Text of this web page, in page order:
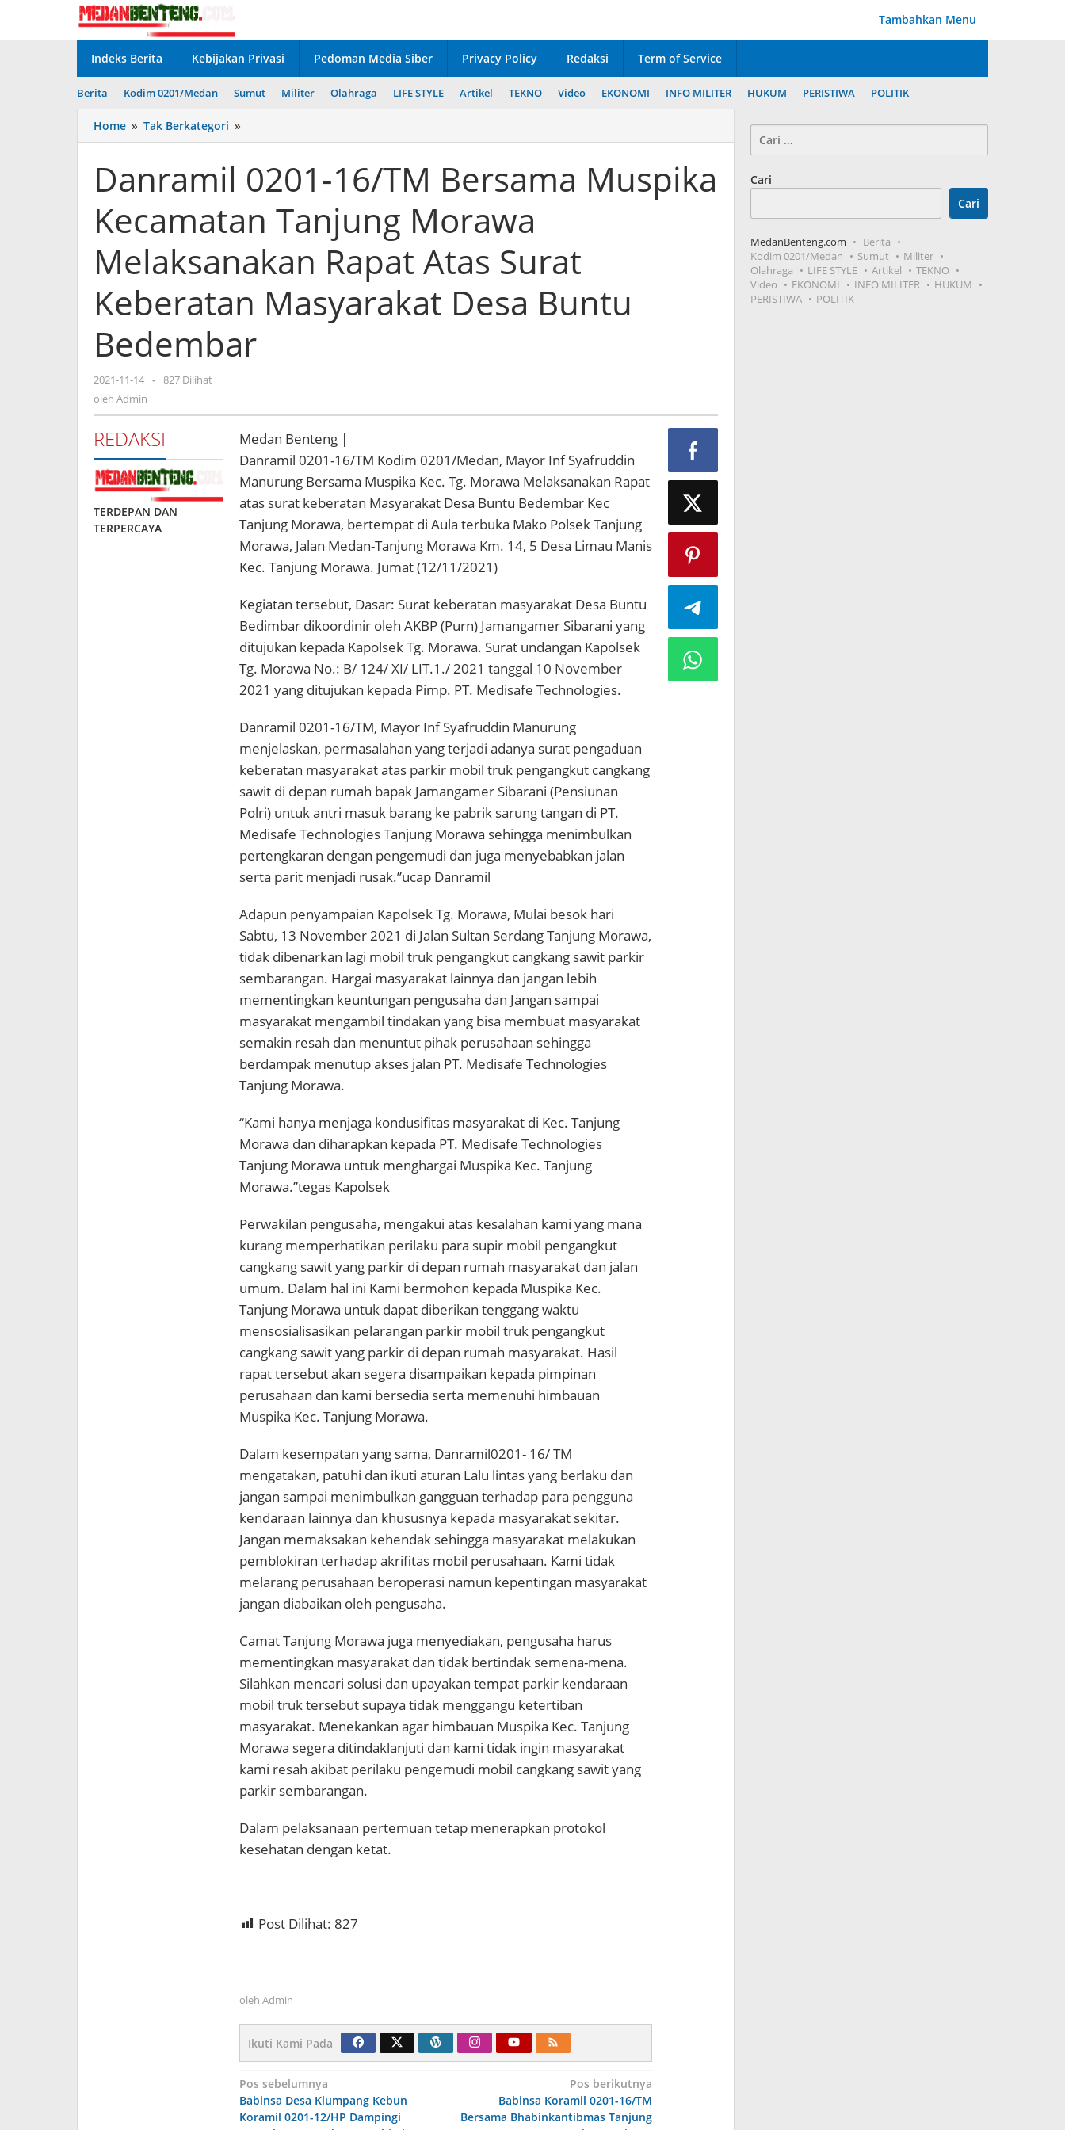
konten
Tambahkan Menu
Indeks Berita Kebijakan Privasi Pedoman Media Siber Privacy Policy Redaksi Term of Service
Berita Kodim 0201/Medan Sumut Militer Olahraga LIFE STYLE Artikel TEKNO Video EKONOMI INFO MILITER HUKUM PERISTIWA POLITIK
Home » Tak Berkategori »
0201-
Bersama
Muspika
Kecamatan
Tanjung
Melaksanakan
Rapat
Surat
Masyarakat
Desa
Danramil 0201-16/TM Bersama Muspika
Kecamatan Tanjung Morawa
Melaksanakan Rapat Atas Surat
Keberatan Masyarakat Desa Buntu
Bedembar
2021-11-14 oleh
- 827 Dilihat
oleh Admin
REDAKSI
TERDEPAN DAN
TERPERCAYA
Medan Benteng |
Danramil 0201-16/TM Kodim 0201/Medan, Mayor Inf Syafruddin
Manurung Bersama Muspika Kec. Tg. Morawa Melaksanakan Rapat
atas surat keberatan Masyarakat Desa Buntu Bedembar Kec
Tanjung Morawa, bertempat di Aula terbuka Mako Polsek Tanjung
Morawa, Jalan Medan-Tanjung Morawa Km. 14, 5 Desa Limau Manis
Kec. Tanjung Morawa. Jumat (12/11/2021)
Kegiatan tersebut, Dasar: Surat keberatan masyarakat Desa Buntu
Bedimbar dikoordinir oleh AKBP (Purn) Jamangamer Sibarani yang
ditujukan kepada Kapolsek Tg. Morawa. Surat undangan Kapolsek
Tg. Morawa No.: B/ 124/ XI/ LIT.1./ 2021 tanggal 10 November
2021 yang ditujukan kepada Pimp. PT. Medisafe Technologies.
Danramil 0201-16/TM, Mayor Inf Syafruddin Manurung
menjelaskan, permasalahan yang terjadi adanya surat pengaduan
keberatan masyarakat atas parkir mobil truk pengangkut cangkang
sawit di depan rumah bapak Jamangamer Sibarani (Pensiunan
Polri) untuk antri masuk barang ke pabrik sarung tangan di PT.
Medisafe Technologies Tanjung Morawa sehingga menimbulkan
pertengkaran dengan pengemudi dan juga menyebabkan jalan
serta parit menjadi rusak.”ucap Danramil
Adapun penyampaian Kapolsek Tg. Morawa, Mulai besok hari
Sabtu, 13 November 2021 di Jalan Sultan Serdang Tanjung Morawa,
tidak dibenarkan lagi mobil truk pengangkut cangkang sawit parkir
sembarangan. Hargai masyarakat lainnya dan jangan lebih
mementingkan keuntungan pengusaha dan Jangan sampai
masyarakat mengambil tindakan yang bisa membuat masyarakat
semakin resah dan menuntut pihak perusahaan sehingga
berdampak menutup akses jalan PT. Medisafe Technologies
Tanjung Morawa.
“Kami hanya menjaga kondusifitas masyarakat di Kec. Tanjung
Morawa dan diharapkan kepada PT. Medisafe Technologies
Tanjung Morawa untuk menghargai Muspika Kec. Tanjung
Morawa.”tegas Kapolsek
Perwakilan pengusaha, mengakui atas kesalahan kami yang mana
kurang memperhatikan perilaku para supir mobil pengangkut
cangkang sawit yang parkir di depan rumah masyarakat dan jalan
umum. Dalam hal ini Kami bermohon kepada Muspika Kec.
Tanjung Morawa untuk dapat diberikan tenggang waktu
mensosialisasikan pelarangan parkir mobil truk pengangkut
cangkang sawit yang parkir di depan rumah masyarakat. Hasil
rapat tersebut akan segera disampaikan kepada pimpinan
perusahaan dan kami bersedia serta memenuhi himbauan
Muspika Kec. Tanjung Morawa.
Dalam kesempatan yang sama, Danramil0201- 16/ TM
mengatakan, patuhi dan ikuti aturan Lalu lintas yang berlaku dan
jangan sampai menimbulkan gangguan terhadap para pengguna
kendaraan lainnya dan khususnya kepada masyarakat sekitar.
Jangan memaksakan kehendak sehingga masyarakat melakukan
pemblokiran terhadap akrifitas mobil perusahaan. Kami tidak
melarang perusahaan beroperasi namun kepentingan masyarakat
jangan diabaikan oleh pengusaha.
Camat Tanjung Morawa juga menyediakan, pengusaha harus
mementingkan masyarakat dan tidak bertindak semena-mena.
Silahkan mencari solusi dan upayakan tempat parkir kendaraan
mobil truk tersebut supaya tidak menggangu ketertiban
masyarakat. Menekankan agar himbauan Muspika Kec. Tanjung
Morawa segera ditindaklanjuti dan kami tidak ingin masyarakat
kami resah akibat perilaku pengemudi mobil cangkang sawit yang
parkir sembarangan.
Dalam pelaksanaan pertemuan tetap menerapkan protokol
kesehatan dengan ketat.
Post Dilihat: 827
oleh Admin
Ikuti Kami Pada
Navigasi
pos
Pos sebelumnya
Babinsa Desa Klumpang Kebun
Koramil 0201-12/HP Dampingi
Pos berikutnya
Babinsa Koramil 0201-16/TM
Bersama Bhabinkantibmas Tanjung
untuk:
Cari
Cari
MedanBenteng.com
Berita
Kodim 0201/Medan
Sumut
Militer
Olahraga
LIFE STYLE Artikel
TEKNO
Video
EKONOMI INFO MILITER
HUKUM
PERISTIWA
POLITIK